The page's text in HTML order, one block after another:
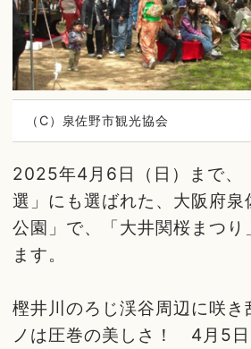
（C）泉佐野市観光協会
2025年4月6日（日）まで、
選」にも選ばれた、大阪府泉
公園」で、「大井関桜まつり
ます。
樫井川のろじ渓谷周辺に咲き
ノは圧巻の美しさ！ 4月5日